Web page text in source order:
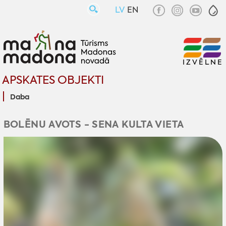
LV EN
APSKATES OBJEKTI
Daba
IZVĒLNE
BOLĒNU AVOTS - SENA KULTA VIETA